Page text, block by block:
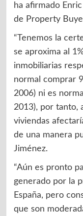
ha afirmado
de Property
“Tenemos la
se aproxima al
inmobiliarias
normal comprar
2006) ni es
2013), por tanto,
viviendas
de una manera
Jiménez.
“Aún es pronto
generado por la
España, pero
que son